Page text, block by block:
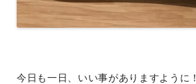
今日も一日、いい事がありますように！